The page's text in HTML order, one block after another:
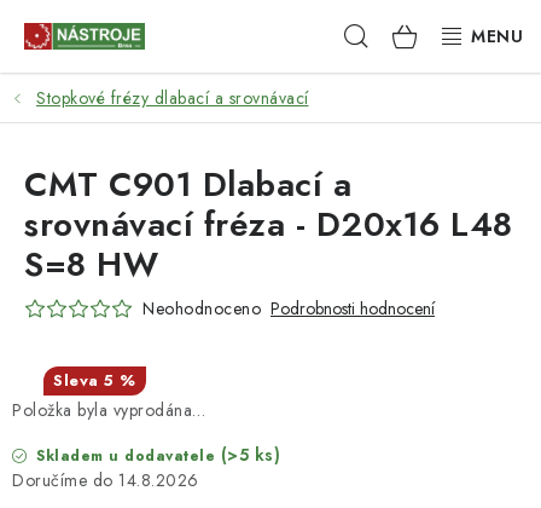
Hledat NÁKUPNÍ
KOŠÍK
NÁSTROJE
AKCE
BRUSIVO
RUČNÍ NÁŘADÍ, PŘÍPRAVKY
STROJE
Stopkové frézy dlabací a srovnávací
Položka byla vyprodána…
Skladem u dodavatele (>5 ks)
14.8.2026
CMT C901 Dlabací a
srovnávací fréza - D20x16 L48
S=8 HW
Neohodnoceno Podrobnosti hodnocení
5 %